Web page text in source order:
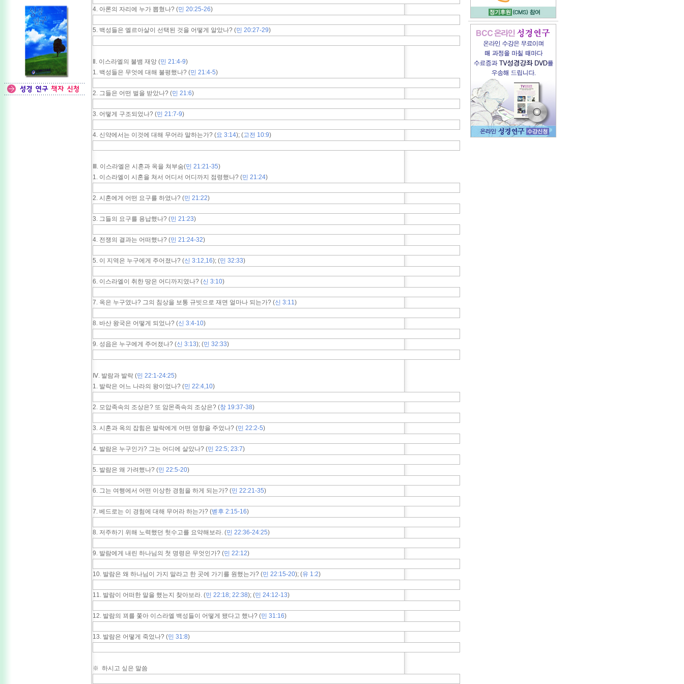
4. 아론의 자리에 누가 뽑혔나? (민 20:25-26)
5. 백성들은 엘르아살이 선택된 것을 어떻게 알았나? (민 20:27-29)
Ⅱ. 이스라엘의 불뱀 재앙 (민 21:4-9)
1. 백성들은 무엇에 대해 불평했나? (민 21:4-5)
2. 그들은 어떤 벌을 받았나? (민 21:6)
3. 어떻게 구조되었나? (민 21:7-9)
4. 신약에서는 이것에 대해 무어라 말하는가? (요 3:14); (고전 10:9)
Ⅲ. 이스라엘은 시혼과 옥을 쳐부숨(민 21:21-35)
1. 이스라엘이 시혼을 쳐서 어디서 어디까지 점령했나? (민 21:24)
2. 시혼에게 어떤 요구를 하였나? (민 21:22)
3. 그들의 요구를 용납했나? (민 21:23)
4. 전쟁의 결과는 어떠했나? (민 21:24-32)
5. 이 지역은 누구에게 주어졌나? (신 3:12,16); (민 32:33)
6. 이스라엘이 취한 땅은 어디까지였나? (신 3:10)
7. 옥은 누구였나? 그의 침상을 보통 규빗으로 재면 얼마나 되는가? (신 3:11)
8. 바산 왕국은 어떻게 되었나? (신 3:4-10)
9. 성읍은 누구에게 주어졌나? (신 3:13); (민 32:33)
Ⅳ. 발람과 발락 (민 22:1-24:25)
1. 발락은 어느 나라의 왕이었나? (민 22:4,10)
2. 모압족속의 조상은? 또 암몬족속의 조상은? (창 19:37-38)
3. 시혼과 옥의 잡힘은 발락에게 어떤 영향을 주었나? (민 22:2-5)
4. 발람은 누구인가? 그는 어디에 살았나? (민 22:5; 23:7)
5. 발람은 왜 가려했나? (민 22:5-20)
6. 그는 여행에서 어떤 이상한 경험을 하게 되는가? (민 22:21-35)
7. 베드로는 이 경험에 대해 무어라 하는가? (벧후 2:15-16)
8. 저주하기 위해 노력했던 헛수고를 요약해보라. (민 22:36-24:25)
9. 발람에게 내린 하나님의 첫 명령은 무엇인가? (민 22:12)
10. 발람은 왜 하나님이 가지 말라고 한 곳에 가기를 원했는가? (민 22:15-20); (유 1:2)
11. 발람이 어떠한 말을 했는지 찾아보라. (민 22:18; 22:38); (민 24:12-13)
12. 발람의 꾀를 쫓아 이스라엘 백성들이 어떻게 됐다고 했나? (민 31:16)
13. 발람은 어떻게 죽었나? (민 31:8)
※ 하시고 싶은 말씀